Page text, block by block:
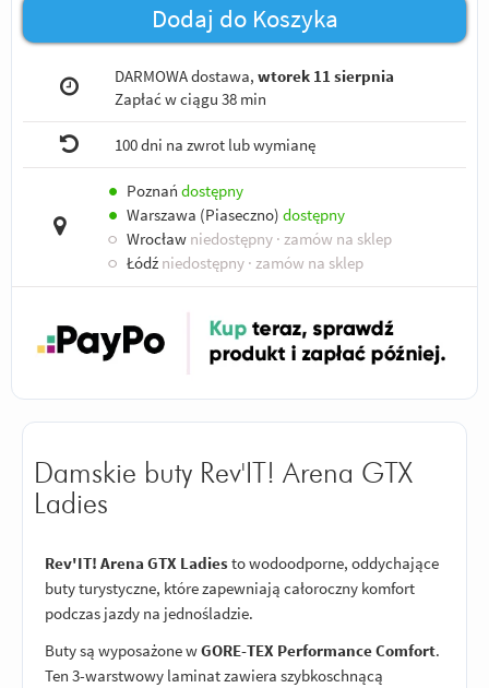
Dodaj do Koszyka
DARMOWA dostawa,wtorek 11 sierpnia
Zapłać w ciągu38 min
100 dni na zwrot lub wymianę
● Poznań dostępny
● Warszawa (Piaseczno) dostępny
○ Wrocław niedostępny · zamów na sklep
○ Łódź niedostępny · zamów na sklep
Damskie buty Rev'IT! Arena GTX
Ladies
Rev'IT! Arena GTX Ladiesto wodoodporne, oddychające
buty turystyczne, które zapewniają całoroczny komfort
podczas jazdy na jednośladzie.
Buty są wyposażone wGORE-TEX Performance Comfort.
Ten 3-warstwowy laminat zawiera szybkoschnącą